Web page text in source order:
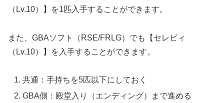
（Lv.10）】を1匹入手することができます。
また、GBAソフト（RSE/FRLG）でも【セレビィ
（Lv.10）】を入手することができます。
共通：手持ちを5匹以下にしておく
GBA側：殿堂入り（エンディング）まで進める